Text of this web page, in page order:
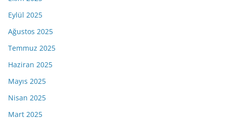
Eylül 2025
Ağustos 2025
Temmuz 2025
Haziran 2025
Mayıs 2025
Nisan 2025
Mart 2025